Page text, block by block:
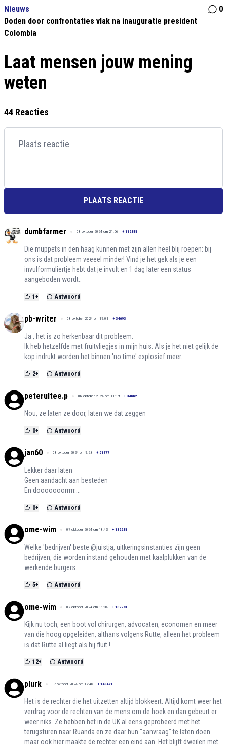
Nieuws
0
Doden door confrontaties vlak na inauguratie president
Colombia
Laat mensen jouw mening
weten
44 Reacties
PLAATS REACTIE
dumbfarmer 08 oktober 2024 om 21:56 + 112881
Die muppets in den haag kunnen met zijn allen heel blij roepen: bij
ons is dat probleem veeeel minder! Vind je het gek als je een
invulformuliertje hebt dat je invult en 1 dag later een status
aangeboden wordt..
1 + Antwoord
pb-writer 08 oktober 2024 om 19:01 + 34693
Ja , het is zo herkenbaar dit probleem.
Ik heb hetzelfde met fruitvliegjes in mijn huis. Als je het niet gelijk de
kop indrukt worden het binnen 'no time' explosief meer.
2+ Antwoord
peterultee.p 08 oktober 2024 om 11:19 + 34662
Nou, ze laten ze door, laten we dat zeggen
0+ Antwoord
jan60 08 oktober 2024 om 9:23 + 51977
Lekker daar laten
Geen aandacht aan besteden
En dooooooorrrrr....
0+ Antwoord
ome-wim 07 oktober 2024 om 18:43 + 132281
Welke 'bedrijven' beste @juistja, uitkeringsinstanties zìjn geen
bedrijven, die worden instand gehouden met kaalplukken van de
werkende burgers.
5+ Antwoord
ome-wim 07 oktober 2024 om 18:34 + 132281
Kijk nu toch, een boot vol chirurgen, advocaten, economen en meer
van die hoog opgeleiden, althans volgens Rutte, alleen het probleem
is dat Rutte al liegt als hij fluit !
12+ Antwoord
plurk 07 oktober 2024 om 17:46 + 149471
Het is de rechter die het uitzetten altijd blokkeert. Altijd komt weer het
verdrag voor de rechten van de mens om de hoek en dan gebeurt er
weer niks. Ze hebben het in de UK al eens geprobeerd met het
terugsturen naar Ruanda en ze daar hun "aanvraag" te laten doen
maar ook hier maakte de rechter een eind aan. Het blijft dweilen met